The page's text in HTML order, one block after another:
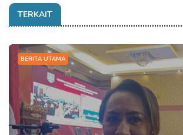
TERKAIT
BERITA UTAMA